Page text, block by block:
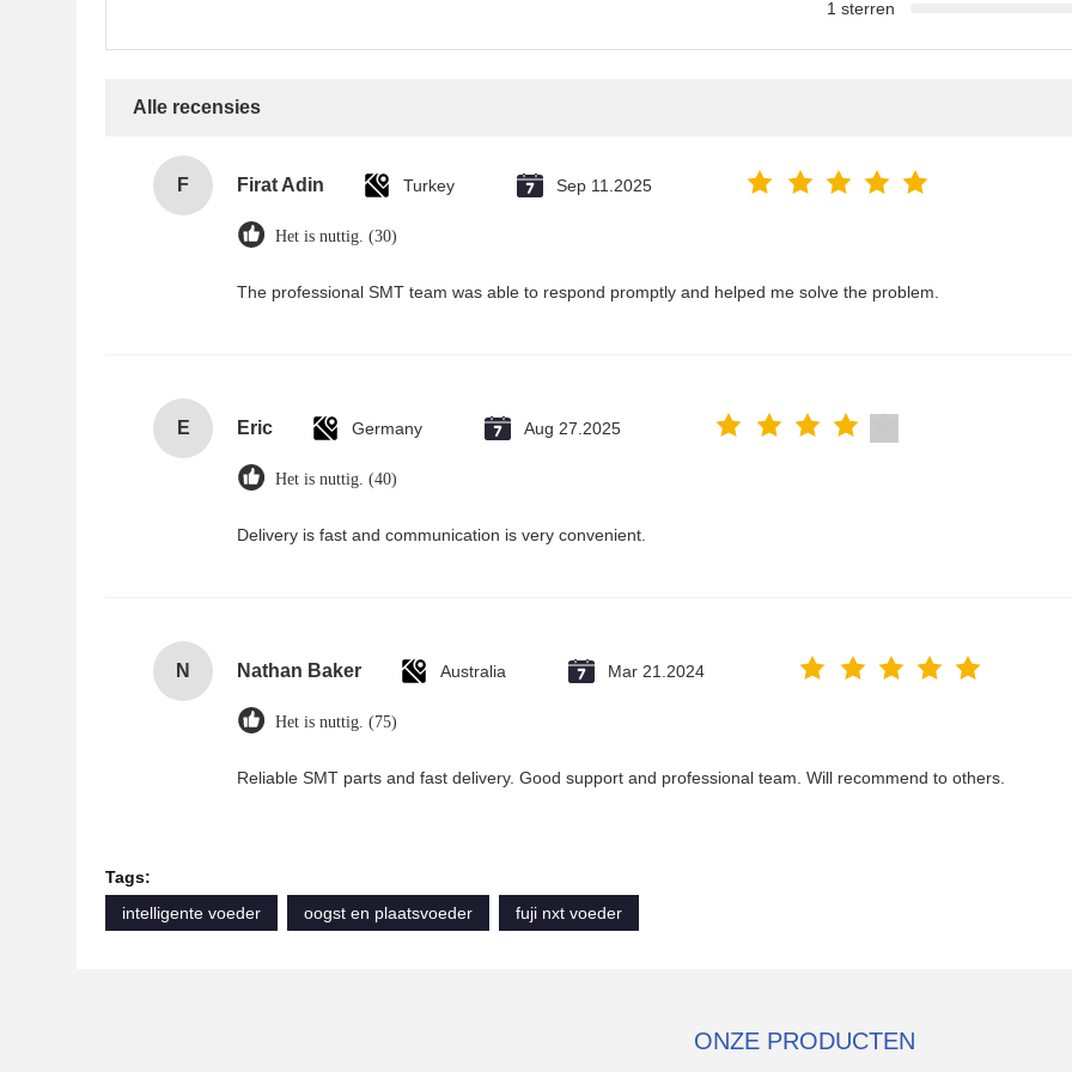
1 sterren
Alle recensies
F Firat Adin Turkey Sep 11.2025
Het is nuttig. (30)
The professional SMT team was able to respond promptly and helped me solve the problem.
E Eric Germany Aug 27.2025
Het is nuttig. (40)
Delivery is fast and communication is very convenient.
N Nathan Baker Australia Mar 21.2024
Het is nuttig. (75)
Reliable SMT parts and fast delivery. Good support and professional team. Will recommend to others.
Tags:
intelligente voeder
oogst en plaatsvoeder fuji nxt voeder
ONZE PRODUCTEN